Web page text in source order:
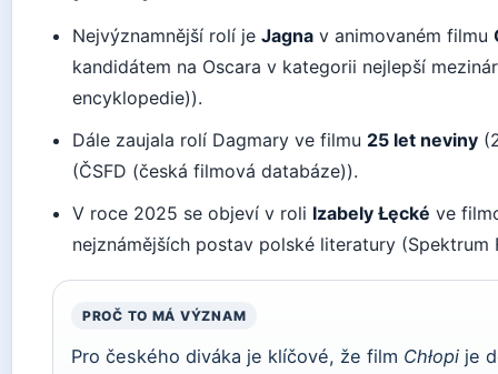
Nejvýznamnější rolí jeJagna v animovaném filmu
kandidátem na Oscara v kategorii nejlepší
encyklopedie)).
Dále zaujala rolí Dagmary ve filmu 25 let neviny
(ČSFD (česká filmová databáze)).
V roce 2025 se objeví v roli Izabely Łęcké ve
nejznámějších postav polské literatury
PROČ TO MÁ VÝZNAM
Pro českého diváka je klíčové, že film Chłopi je